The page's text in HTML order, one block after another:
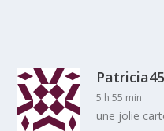
Patricia45
5 h 55 min
une jolie